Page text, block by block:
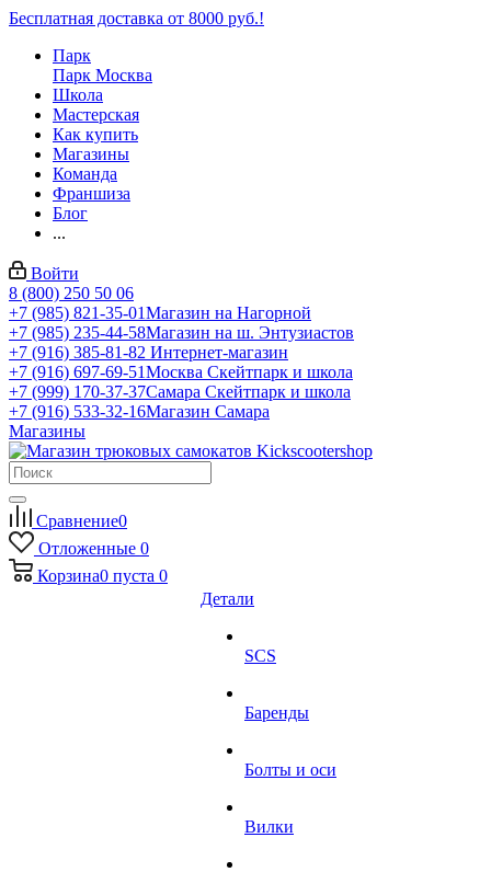
Бесплатная доставка от 8000 руб.!
Парк
Парк Москва
Школа
Мастерская
Как купить
Магазины
Команда
Франшиза
Блог
...
Войти
8 (800) 250 50 06
+7 (985) 821-35-01Магазин на Нагорной
+7 (985) 235-44-58Магазин на ш. Энтузиастов
+7 (916) 385-81-82 Интернет-магазин
+7 (916) 697-69-51Москва Скейтпарк и школа
+7 (999) 170-37-37Самара Скейтпарк и школа
+7 (916) 533-32-16Магазин Самара
Магазины
Сравнение0
Отложенные 0
Корзина0 пуста 0
Детали
SCS
Баренды
Болты и оси
Вилки